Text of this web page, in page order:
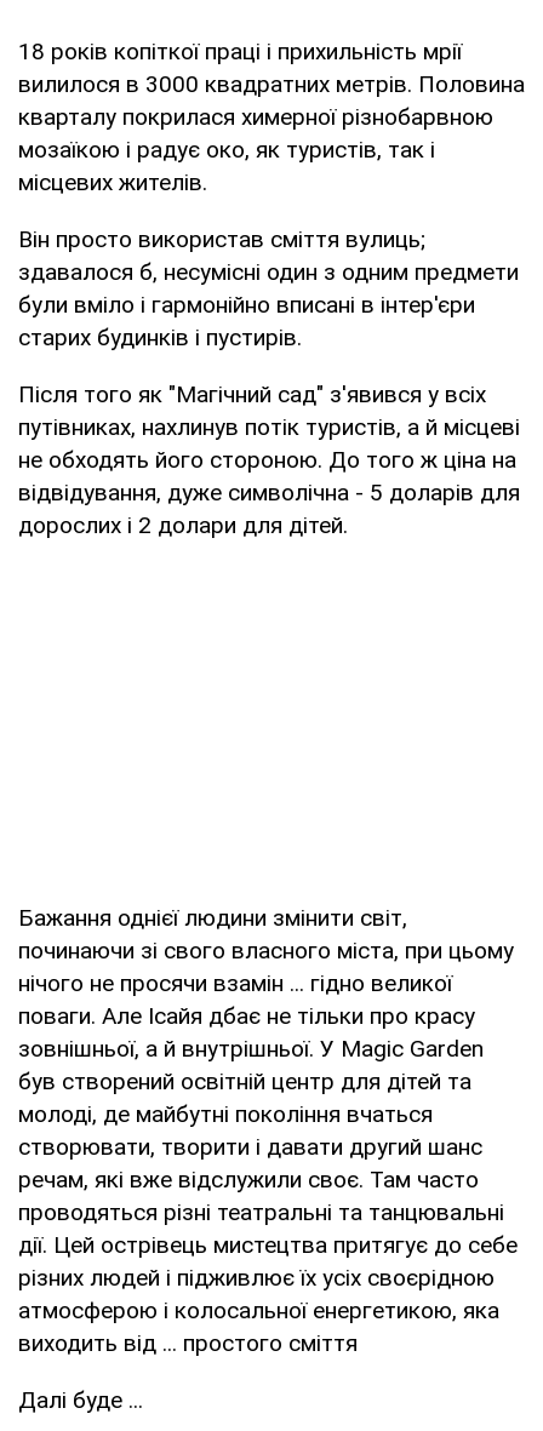
18 років копіткої праці і прихильність мрії
вилилося в 3000 квадратних метрів. Половина
кварталу покрилася химерної різнобарвною
мозаїкою і радує око, як туристів, так і
місцевих жителів.
Він просто використав сміття вулиць;
здавалося б, несумісні один з одним предмети
були вміло і гармонійно вписані в інтер'єри
старих будинків і пустирів.
Після того як "Магічний сад" з'явився у всіх
путівниках, нахлинув потік туристів, а й місцеві
не обходять його стороною. До того ж ціна на
відвідування, дуже символічна - 5 доларів для
дорослих і 2 долари для дітей.
Бажання однієї людини змінити світ,
починаючи зі свого власного міста, при цьому
нічого не просячи взамін ... гідно великої
поваги. Але Ісайя дбає не тільки про красу
зовнішньої, а й внутрішньої. У Magic Garden
був створений освітній центр для дітей та
молоді, де майбутні покоління вчаться
створювати, творити і давати другий шанс
речам, які вже відслужили своє. Там часто
проводяться різні театральні та танцювальні
дії. Цей острівець мистецтва притягує до себе
різних людей і підживлює їх усіх своєрідною
атмосферою і колосальної енергетикою, яка
виходить від ... простого сміття
Далі буде ...